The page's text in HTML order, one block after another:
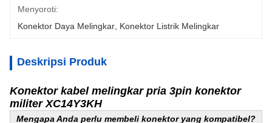
Menyoroti:
Konektor Daya Melingkar Konektor Listrik Melingkar
Deskripsi Produk
Konektor kabel melingkar pria 3pin konektor
militer XC14Y3KH
Mengapa Anda perlu membeli konektor yang kompatibel?